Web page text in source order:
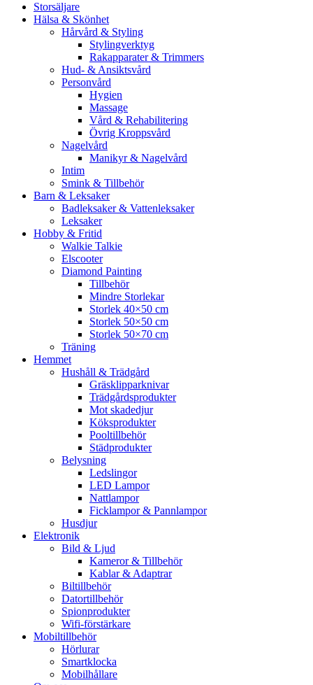
Storsäljare
Hälsa & Skönhet
Hårvård & Styling
Stylingverktyg
Rakapparater & Trimmers
Hud- & Ansiktsvård
Personvård
Hygien
Massage
Vård & Rehabilitering
Övrig Kroppsvård
Nagelvård
Manikyr & Nagelvård
Intim
Smink & Tillbehör
Barn & Leksaker
Badleksaker & Vattenleksaker
Leksaker
Hobby & Fritid
Walkie Talkie
Elscooter
Diamond Painting
Tillbehör
Mindre Storlekar
Storlek 40×50 cm
Storlek 50×50 cm
Storlek 50×70 cm
Träning
Hemmet
Hushåll & Trädgård
Gräsklipparknivar
Trädgårdsprodukter
Mot skadedjur
Köksprodukter
Pooltillbehör
Städprodukter
Belysning
Ledslingor
LED Lampor
Nattlampor
Ficklampor & Pannlampor
Husdjur
Elektronik
Bild & Ljud
Kameror & Tillbehör
Kablar & Adaptrar
Biltillbehör
Datortillbehör
Spionprodukter
Wifi-förstärkare
Mobiltillbehör
Hörlurar
Smartklocka
Mobilhållare